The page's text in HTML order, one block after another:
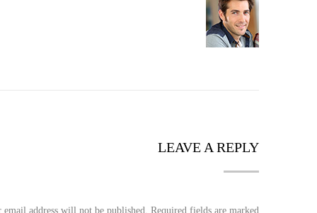
LEAVE A REPLY
email address will not be published. Required fields are marked